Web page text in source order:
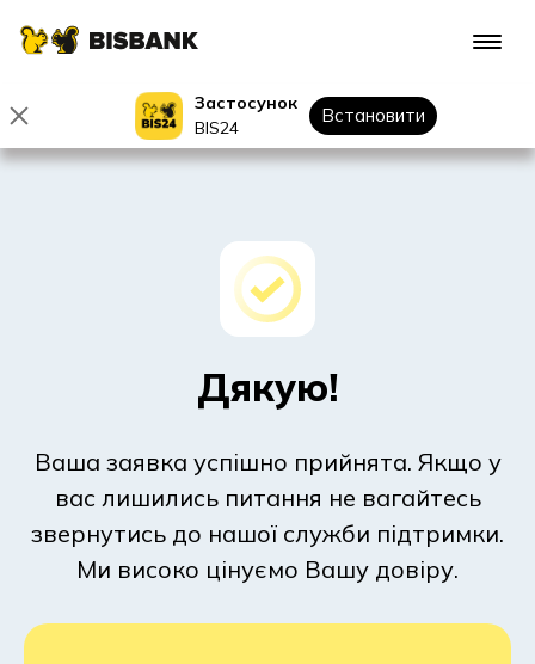
Застосунок
BIS24
Встановити
Дякую!
Ваша заявка успішно прийнята. Якщо у
вас лишились питання не вагайтесь
звернутись до нашої служби підтримки.
Ми високо цінуємо Вашу довіру.